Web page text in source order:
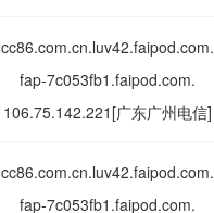
cc86.com.cn.luv42.faipod.com.
fap-7c053fb1.faipod.com.
106.75.142.221[广东广州电信]
cc86.com.cn.luv42.faipod.com.
fap-7c053fb1.faipod.com.